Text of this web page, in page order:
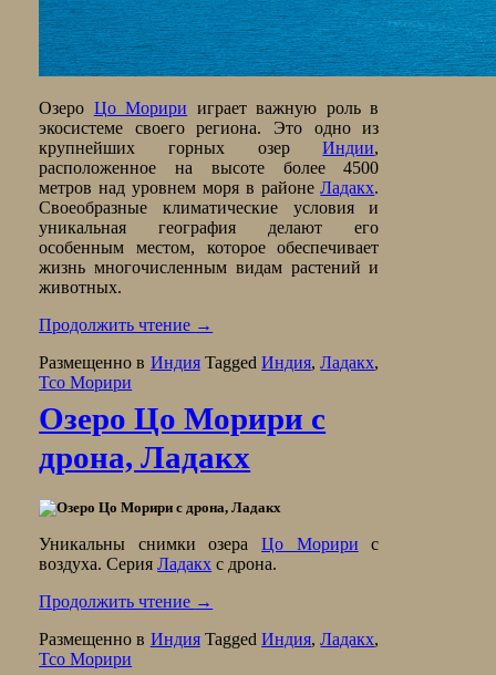
Озеро Цо Морири играет важную роль в
экосистеме своего региона. Это одно из
крупнейших горных озерИндии,
расположенное на высоте более 4500
метров над уровнем моря в районеЛадакх.
Своеобразные климатические условия и
уникальная география делают его
особенным местом, которое обеспечивает
жизнь многочисленным видам растений и
животных.
Продолжить чтение →
Размещенно в Индия TaggedИндия,Ладакх,
Тсо Морири
Озеро Цо Морири с
дрона, Ладакх
Уникальны снимки озераЦо Морири с
воздуха. СерияЛадакх с дрона.
Продолжить чтение →
Размещенно в Индия TaggedИндия,Ладакх,
Тсо Морири